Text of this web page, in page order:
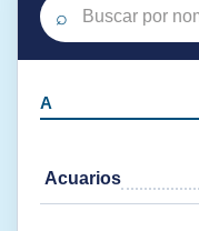
⌕
A
Acuarios